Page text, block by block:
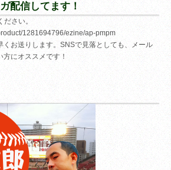
配信してます！
さい。
1281694796/ezine/ap-pmpm
くお送りします。SNSで見落としても、メール
にオススメです！